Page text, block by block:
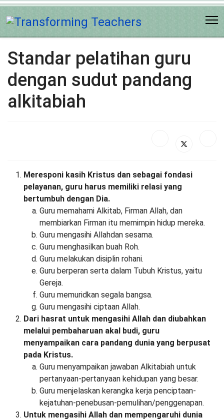
Standar pelatihan guru
dengan sudut pandang
alkitabiah
Meresponi kasih Kristus dan sebagai fondasi
pelayanan, guru harus memiliki relasi yang
bertumbuh dengan Dia.
Guru memahami Alkitab, Firman Allah, dan
membiarkan Firman itu memimpin hidup mereka.
Guru mengasihi Allahdan sesama.
Guru menghasilkan buah Roh.
Guru melakukan disiplin rohani.
Guru berperan serta dalam Tubuh Kristus, yaitu
Gereja.
Guru memuridkan segala bangsa.
Guru mengasihi ciptaan Allah.
Dari hasrat untuk mengasihi Allah dan diubahkan
melalui pembaharuan akal budi, guru
menyampaikan cara pandang dunia yang berpusat
pada Kristus.
Guru menyampaikan jawaban Alkitabiah untuk
pertanyaan-pertanyaan kehidupan yang besar.
Guru menjelaskan kerangka kerja penciptaan-
kejatuhan-penebusan-pemulihan/penggenapan.
Untuk mengasihi Allah dan mempengaruhi dunia